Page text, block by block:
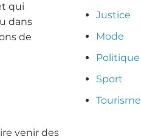
qui
dans
de
venir des
Justice
Mode
Politique
Sport
Tourisme